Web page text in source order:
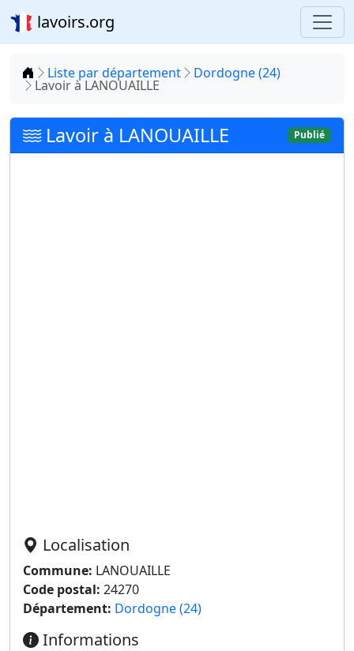
lavoirs.org
Accueil
Liste par département Dordogne (24)
Lavoir à LANOUAILLE
Lavoir à LANOUAILLE Publié
Localisation
Commune: LANOUAILLE
Code postal: 24270
Département: Dordogne (24)
Informations